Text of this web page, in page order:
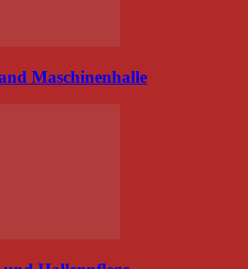
Maschinenhalle